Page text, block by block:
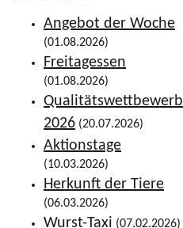
Angebot der Woche
(01.08.2026)
Freitagessen
(01.08.2026)
Qualitätswettbewerb
2026 (20.07.2026)
Aktionstage
(10.03.2026)
Herkunft der Tiere
(06.03.2026)
Wurst-Taxi (07.02.2026)